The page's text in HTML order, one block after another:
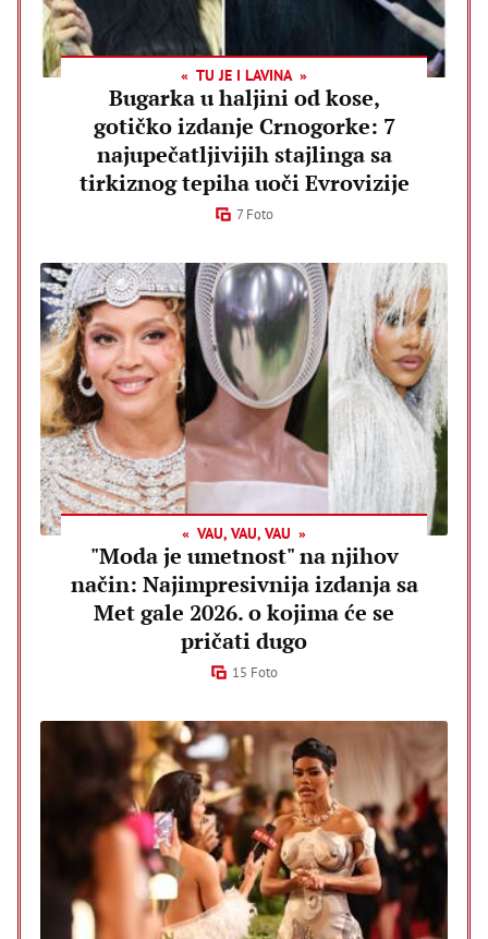
TU JE I LAVINA
Bugarka u haljini od kose,
gotičko izdanje Crnogorke: 7
najupečatljivijih stajlinga sa
tirkiznog tepiha uoči Evrovizije
7 Foto
VAU, VAU, VAU
"Moda je umetnost" na njihov
način: Najimpresivnija izdanja sa
Met gale 2026. o kojima će se
pričati dugo
15 Foto